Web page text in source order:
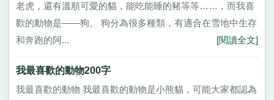
老虎，還有溫順可愛的貓，能吃能睡的豬等等……，而我喜
歡的動物是——狗。 狗分為很多種類，有適合在雪地中生存
和奔跑的阿...
[閱讀全文]
我最喜歡的動物200字
我最喜歡的動物 我最喜歡的動物是小熊貓，可能大家都認為